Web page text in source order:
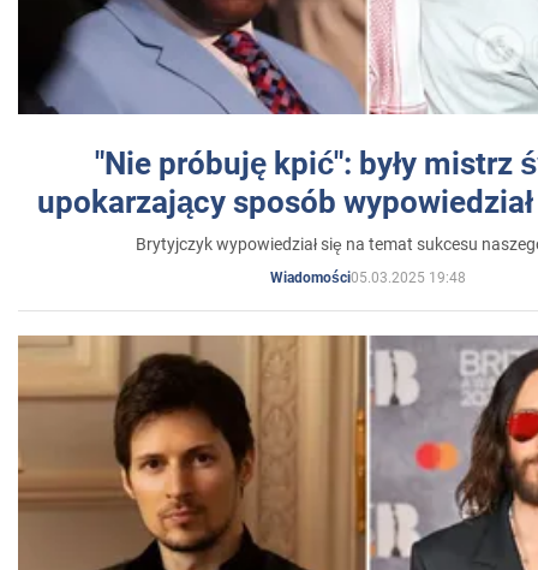
"Nie próbuję kpić": były mistrz
upokarzający sposób
Brytyjczyk wypowiedział się na temat sukcesu
Wiadomości05.03.2025 19:48